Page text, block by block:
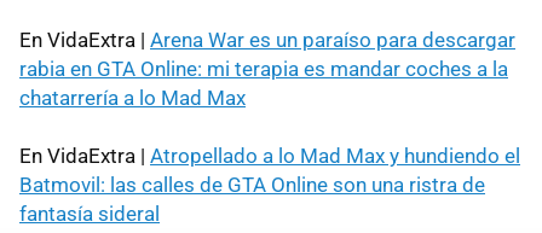
En VidaExtra | Arena War es un paraíso para descargar
rabia en GTA Online: mi terapia es mandar coches a la
chatarrería a lo Mad Max
En VidaExtra | Atropellado a lo Mad Max y hundiendo el
Batmovil: las calles de GTA Online son una ristra de
fantasía sideral